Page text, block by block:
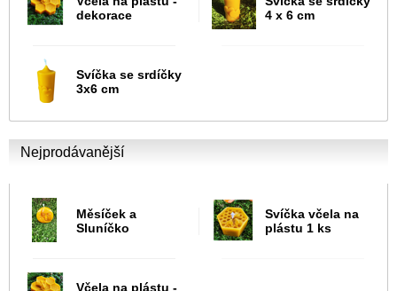
dekorace
4 x 6 cm
Svíčka se srdíčky
3x6 cm
Nejprodávanější
Měsíček a
Sluníčko
Svíčka včela na
plástu 1 ks
Včela na plástu -